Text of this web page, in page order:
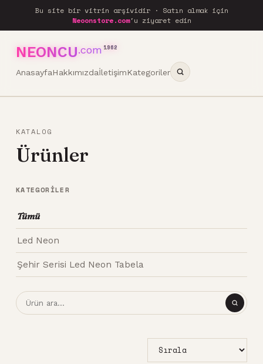
Bu site bir vitrin arşividir · Satın almak için
Neoonstore.com'u ziyaret edin
NEONCU.com 1962
AnasayfaHakkımızdaİletişimKategoriler
KATALOG
Ürünler
KATEGORILER
Tümü
Led Neon
Şehir Serisi Led Neon Tabela